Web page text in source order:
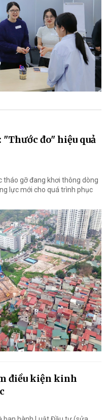
đo" hiệu quả
tháo gỡ đang khơi thông dòng
lực mới cho quá trình phục
điều kiện kinh